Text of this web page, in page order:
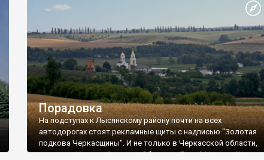
Порадовка
На подступах к Лысянскому району почти на всех
автодорогах стоят рекламные щиты с надписью "Золотая
подкова Черкасщины". И не только в Черкасской области,
а также в Киевской - возле Обухова и Белой Церкви. Щиты